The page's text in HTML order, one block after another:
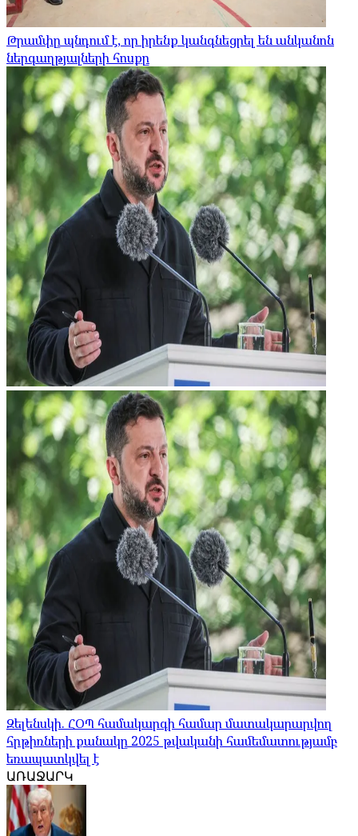
Թրամփը պնդում է, որ իրենք կանգնեցրել են անկանոն
ներգաղթյալների հոսքը
Զելենսկի. ՀՕՊ համակարգի համար մատակարարվող
հրթիռների քանակը 2025 թվականի համեմատությամբ
եռապատկվել է
ԱՌԱՋԱՐԿ